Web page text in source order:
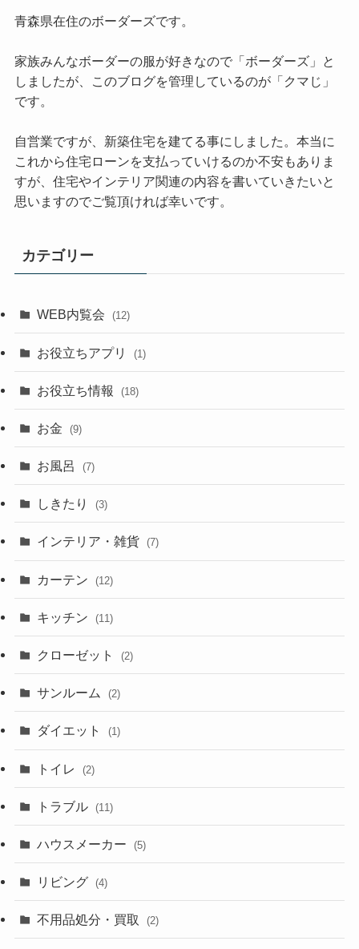
青森県在住のボーダーズです。
家族みんなボーダーの服が好きなので「ボーダーズ」と
しましたが、このブログを管理しているのが「クマじ」
です。
自営業ですが、新築住宅を建てる事にしました。本当に
これから住宅ローンを支払っていけるのか不安もありま
すが、住宅やインテリア関連の内容を書いていきたいと
思いますのでご覧頂ければ幸いです。
カテゴリー
WEB内覧会 (12)
お役立ちアプリ (1)
お役立ち情報 (18)
お金 (9)
お風呂 (7)
しきたり (3)
インテリア・雑貨 (7)
カーテン (12)
キッチン (11)
クローゼット (2)
サンルーム (2)
ダイエット (1)
トイレ (2)
トラブル (11)
ハウスメーカー (5)
リビング (4)
不用品処分・買取 (2)